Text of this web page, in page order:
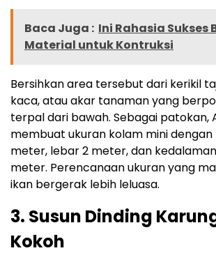
Baca Juga : Ini Rahasia Sukses
Material untuk Kontruksi
Bersihkan area tersebut dari kerikil
kaca, atau akar tanaman yang
terpal dari bawah. Sebagai patokan,
membuat ukuran kolam mini dengan
meter, lebar 2 meter, dan
meter. Perencanaan ukuran yang
ikan bergerak lebih leluasa.
3. Susun Dinding
Kokoh